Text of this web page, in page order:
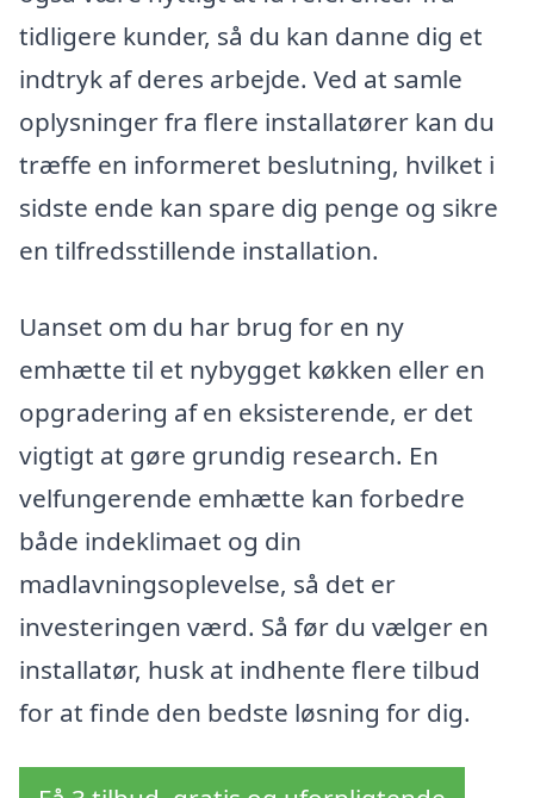
tidligere kunder, så du kan danne dig et
indtryk af deres arbejde. Ved at samle
oplysninger fra flere installatører kan du
træffe en informeret beslutning, hvilket i
sidste ende kan spare dig penge og sikre
en tilfredsstillende installation.
Uanset om du har brug for en ny
emhætte til et nybygget køkken eller en
opgradering af en eksisterende, er det
vigtigt at gøre grundig research. En
velfungerende emhætte kan forbedre
både indeklimaet og din
madlavningsoplevelse, så det er
investeringen værd. Så før du vælger en
installatør, husk at indhente flere tilbud
for at finde den bedste løsning for dig.